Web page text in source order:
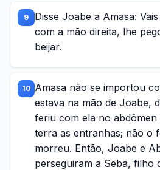
9
Disse Joabe a Amasa:
com a mão direita, lhe
beijar.
10 Amasa não se importou
estava na mão de Joabe,
feriu com ela no
terra as entranhas; não o
morreu. Então, Joabe e
perseguiram a Seba, filho